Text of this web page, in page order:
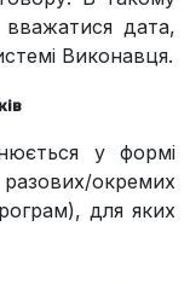
дата,
Виконавця.
у формі
окремих
для яких